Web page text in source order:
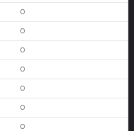
0
0
0
0
0
0
0